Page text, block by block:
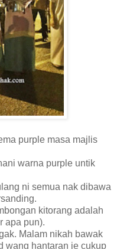
purple masa majlis
warna purple untik
ni semua nak dibawa
kitorang adalah
apa pun).
Malam nikah bawak
wang hantaran je cukup